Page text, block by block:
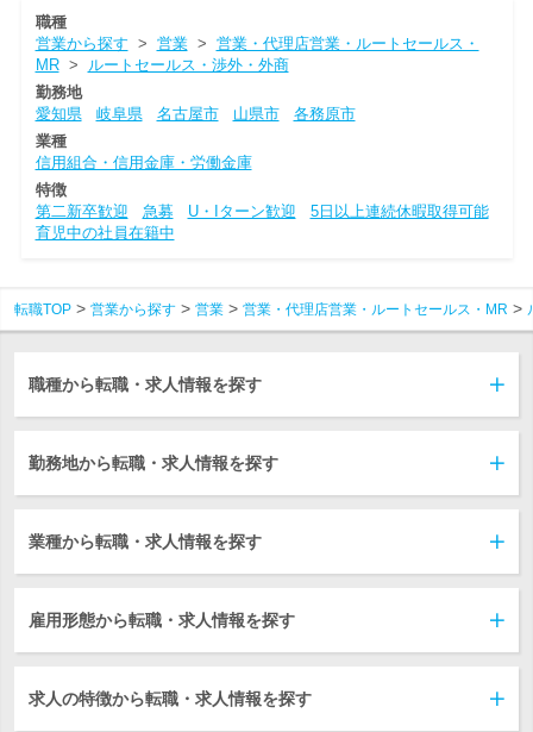
職種
営業から探す > 営業> 営業・代理店営業・ルートセールス・
MR> ルートセールス・渉外・外商
勤務地
愛知県
岐阜県 名古屋市 山県市
各務原市
業種
信用組合・信用金庫・労働金庫
特徴
第二新卒歓迎
急募 U・Iターン歓迎
5日以上連続休暇取得可能
育児中の社員在籍中
転職TOP 営業から探す 営業 営業・代理店営業・ルートセールス・MR
職種から転職・求人情報を探す
勤務地から転職・求人情報を探す
業種から転職・求人情報を探す
雇用形態から転職・求人情報を探す
求人の特徴から転職・求人情報を探す